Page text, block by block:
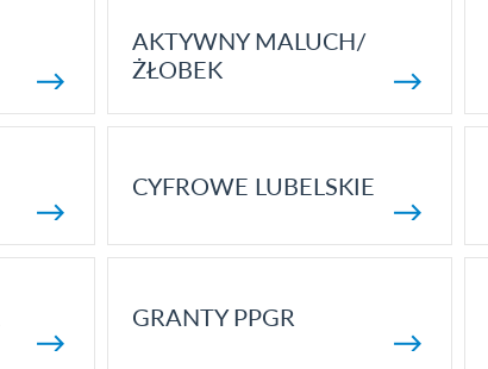
AKTYWNY MALUCH/
ŻŁOBEK
CYFROWE LUBELSKIE
GRANTY PPGR